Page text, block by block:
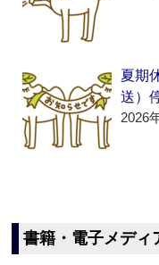
夏期
送）
2026
書籍・電子メディ